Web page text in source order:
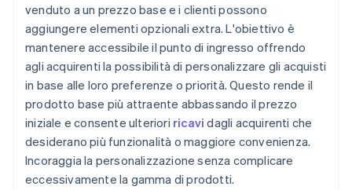
venduto a un prezzo base e i clienti possono
aggiungere elementi opzionali extra. L'obiettivo è
mantenere accessibile il punto di ingresso offrendo
agli acquirenti la possibilità di personalizzare gli acquisti
in base alle loro preferenze o priorità. Questo rende il
prodotto base più attraente abbassando il prezzo
iniziale e consente ulteriori ricavi dagli acquirenti che
desiderano più funzionalità o maggiore convenienza.
Incoraggia la personalizzazione senza complicare
eccessivamente la gamma di prodotti.